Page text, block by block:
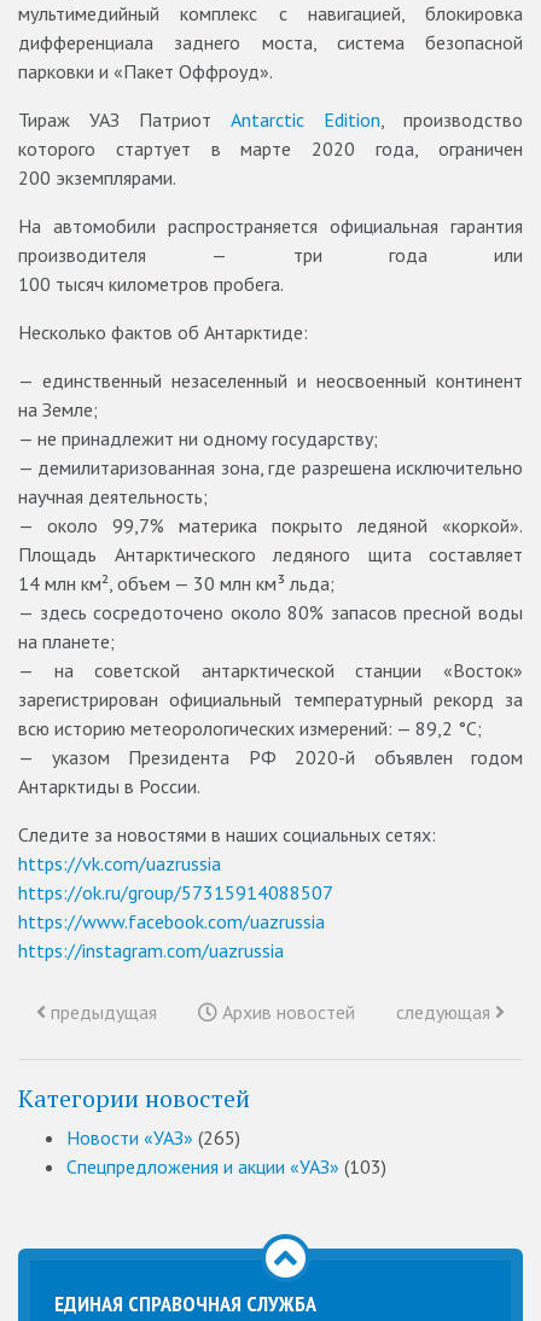
мультимедийный комплекс с навигацией, блокировка
дифференциала заднего моста, система безопасной
парковки и «Пакет Оффроуд».
Тираж УАЗ Патриот Antarctic Edition, производство
которого стартует в марте 2020 года, ограничен
200 экземплярами.
На автомобили распространяется официальная гарантия
производителя — три года или
100 тысяч километров пробега.
Несколько фактов об Антарктиде:
— единственный незаселенный и неосвоенный континент
на Земле;
— не принадлежит ни одному государству;
— демилитаризованная зона, где разрешена исключительно
научная деятельность;
— около 99,7% материка покрыто ледяной «коркой».
Площадь Антарктического ледяного щита составляет
14 млн км², объем — 30 млн км³ льда;
— здесь сосредоточено около 80% запасов пресной воды
на планете;
— на советской антарктической станции «Восток»
зарегистрирован официальный температурный рекорд за
всю историю метеорологических измерений: — 89,2 °C;
— указом Президента РФ 2020-й объявлен годом
Антарктиды в России.
Следите за новостями в наших социальных сетях:
https://vk.com/uazrussia
https://ok.ru/group/57315914088507
https://www.facebook.com/uazrussia
https://instagram.com/uazrussia
предыдущая Архив новостей следующая
Категории новостей
Новости «УАЗ» (265)
Спецпредложения и акции «УАЗ» (103)
ЕДИНАЯ СПРАВОЧНАЯ СЛУЖБА